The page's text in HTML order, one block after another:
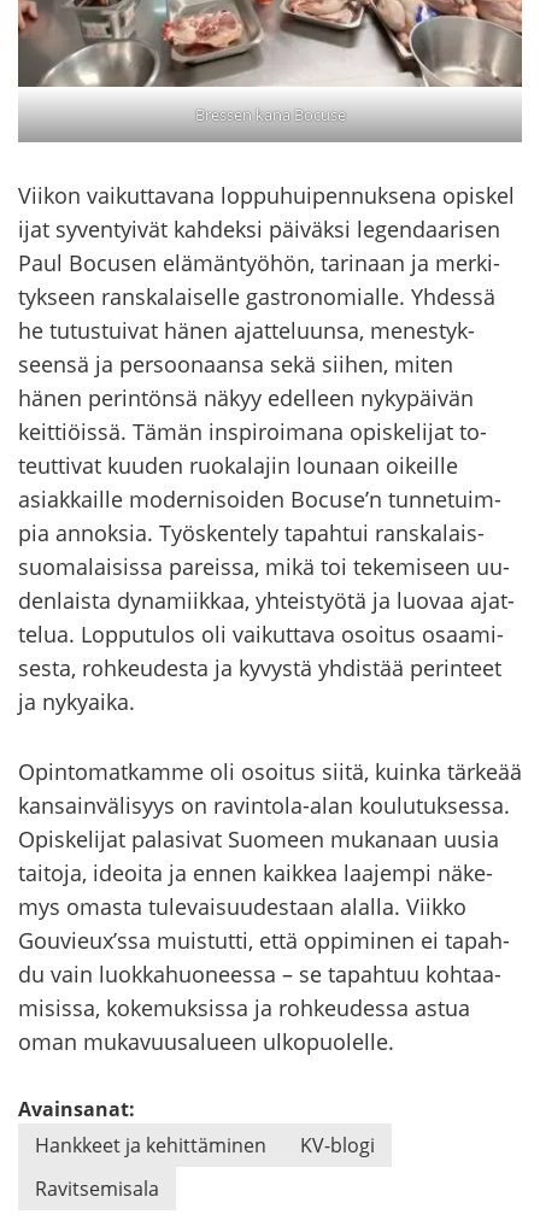
Bressen kana Bocuse
Vii­kon vai­kut­ta­va­na lop­pu­hui­pen­nuk­se­na opis­ke­l
i­jat sy­ven­tyi­vät kah­dek­si päi­väk­si le­gen­daa­ri­sen
Paul Bocusen elä­män­työ­hön, ta­ri­naan ja mer­ki­
tyk­seen rans­ka­lai­sel­le ga­stro­no­mial­le. Yh­des­sä
he tu­tus­tui­vat hänen ajat­te­luun­sa, me­nes­tyk­
seen­sä ja per­soo­naan­sa sekä sii­hen, miten
hänen pe­rin­tön­sä näkyy edel­leen ny­ky­päi­vän
keit­tiöis­sä. Tämän ins­pi­roi­ma­na opis­ke­li­jat to­
teut­ti­vat kuu­den ruo­ka­la­jin lou­naan oi­keil­le
asiak­kail­le mo­der­ni­soi­den Bocuse’n tun­ne­tuim­
pia an­nok­sia. Työs­ken­te­ly ta­pah­tui ranskalais-​
suomalaisissa pa­reis­sa, mikä toi te­ke­mi­seen uu­
den­lais­ta dy­na­miik­kaa, yh­teis­työ­tä ja luo­vaa ajat­
te­lua. Lop­pu­tu­los oli vai­kut­ta­va osoi­tus osaa­mi­
ses­ta, roh­keu­des­ta ja ky­vys­tä yh­dis­tää pe­rin­teet
ja ny­ky­ai­ka.
Opin­to­mat­kam­me oli osoi­tus siitä, kuin­ka tär­ke­ää
kan­sain­vä­li­syys on ravintola-​alan kou­lu­tuk­ses­sa.
Opis­ke­li­jat pa­la­si­vat Suo­meen mu­ka­naan uusia
tai­to­ja, ideoi­ta ja ennen kaik­kea laa­jem­pi nä­ke­
mys omas­ta tu­le­vai­suu­des­taan alal­la. Viik­ko
Gouvieux’ssa muis­tut­ti, että op­pi­mi­nen ei ta­pah­
du vain luok­ka­huo­nees­sa – se ta­pah­tuu koh­taa­
mi­sis­sa, ko­ke­muk­sis­sa ja roh­keu­des­sa astua
oman mu­ka­vuusa­lu­een ul­ko­puo­lel­le.
Avainsanat:
Hank­keet ja ke­hit­tä­mi­nen
KV-​blogi
Ra­vit­se­mi­sa­la